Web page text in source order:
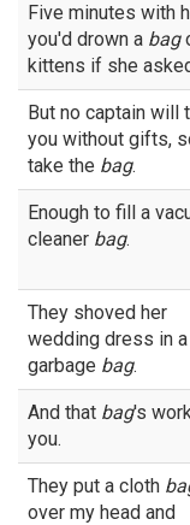
Five minutes with
you'd drown a bag
kittens if she
But no captain will
you without gifts,
take the bag.
Enough to fill a
cleaner bag.
They shoved her
wedding dress in a
garbage bag.
And that bag's
you.
They put a cloth
over my head and